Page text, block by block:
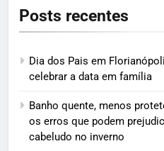
Posts recentes
Dia dos Pais em
celebrar a data em família
Banho quente, menos
os erros que podem
cabeludo no inverno